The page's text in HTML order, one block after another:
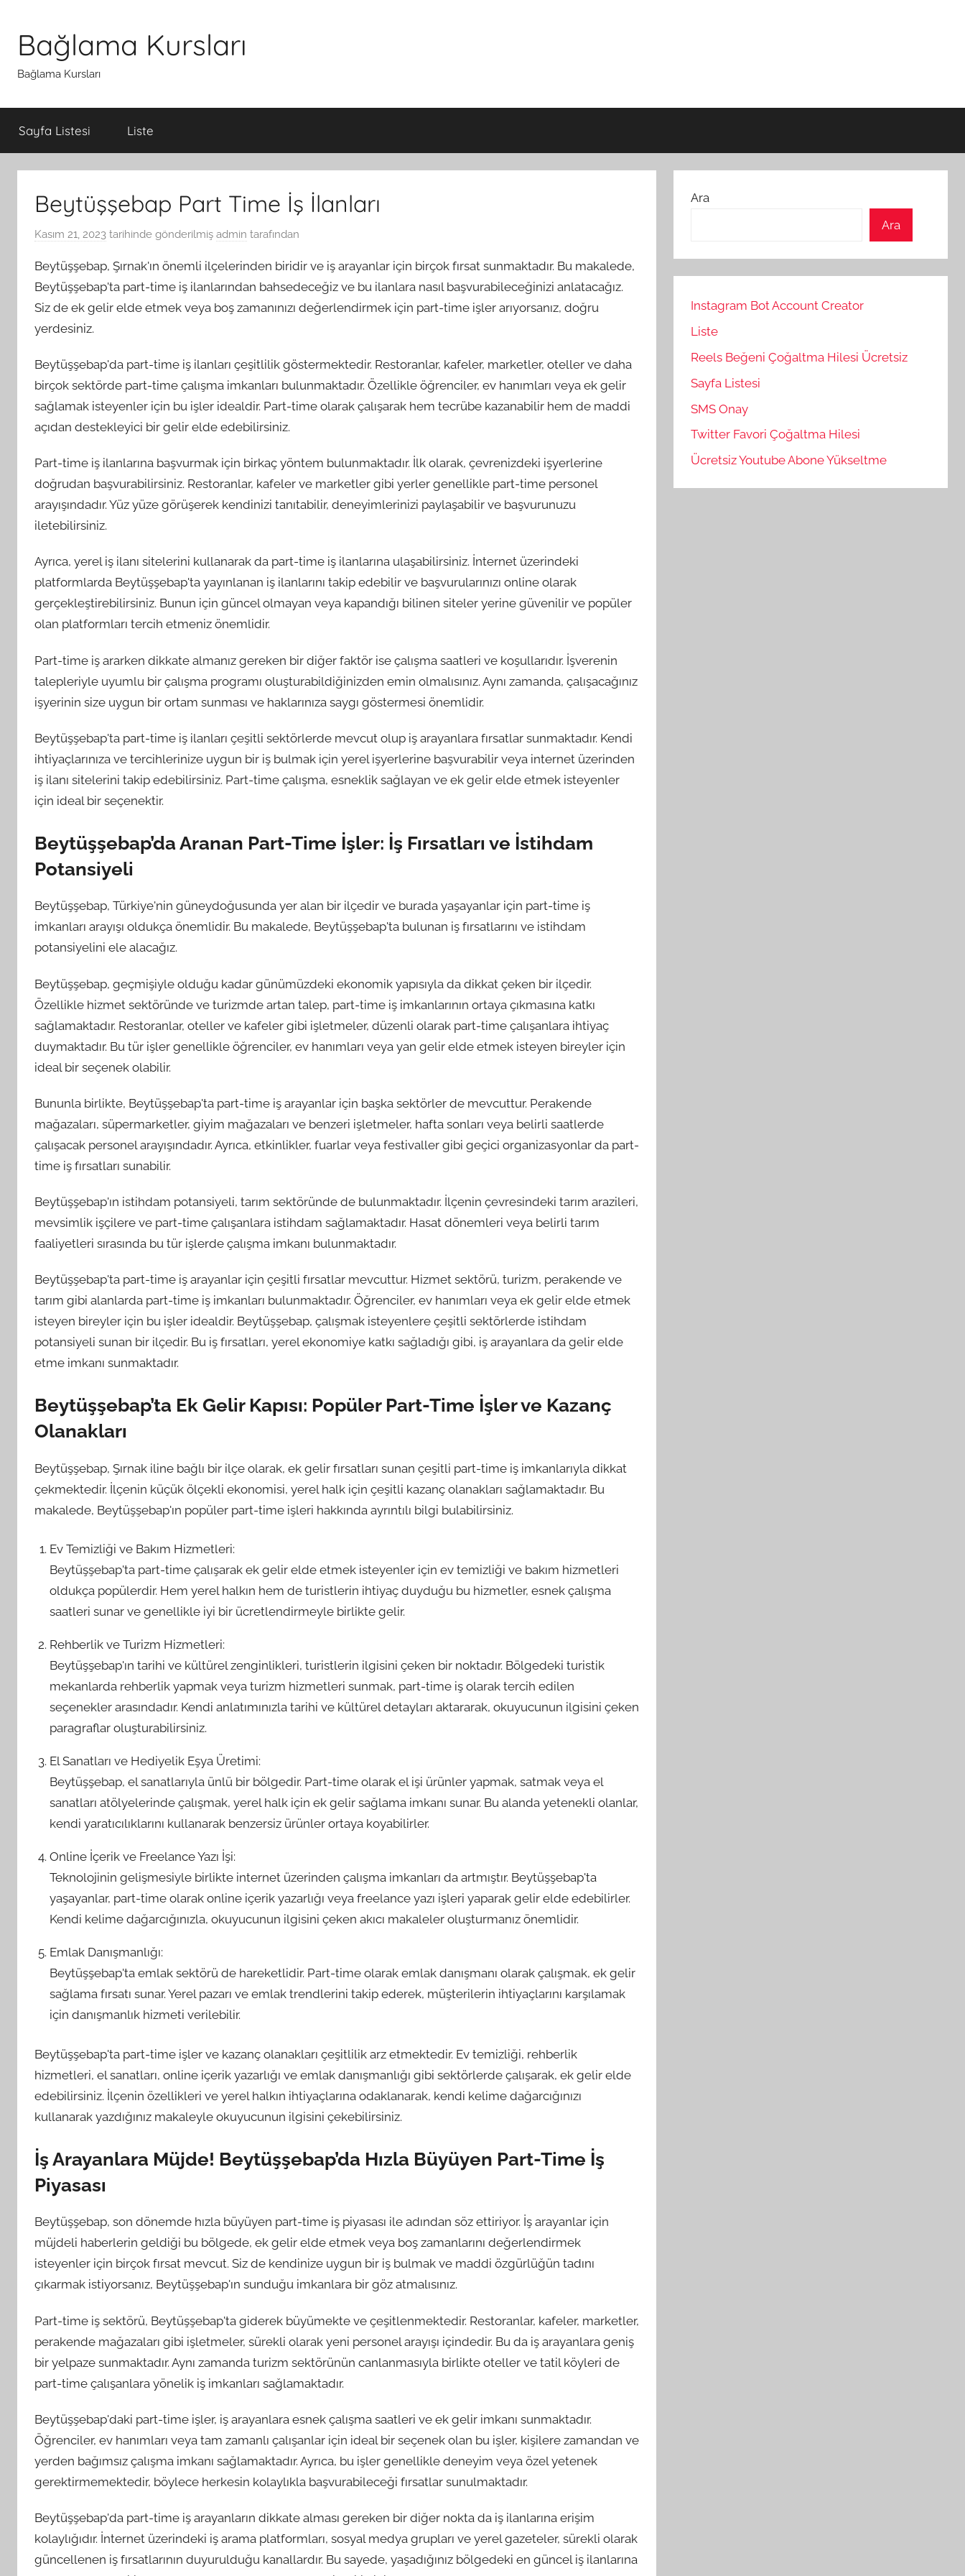
Bağlama Kursları
Bağlama Kursları
Sayfa Listesi Liste
Beytüşşebap Part Time İş İlanları
Kasım 21, 2023 tarihinde gönderilmiş admin tarafından
Beytüşşebap, Şırnak'ın önemli ilçelerinden biridir ve iş arayanlar için birçok fırsat sunmaktadır. Bu makalede,
Beytüşşebap'ta part-time iş ilanlarından bahsedeceğiz ve bu ilanlara nasıl başvurabileceğinizi anlatacağız.
Siz de ek gelir elde etmek veya boş zamanınızı değerlendirmek için part-time işler arıyorsanız, doğru
yerdesiniz.
Beytüşşebap'da part-time iş ilanları çeşitlilik göstermektedir. Restoranlar, kafeler, marketler, oteller ve daha
birçok sektörde part-time çalışma imkanları bulunmaktadır. Özellikle öğrenciler, ev hanımları veya ek gelir
sağlamak isteyenler için bu işler idealdir. Part-time olarak çalışarak hem tecrübe kazanabilir hem de maddi
açıdan destekleyici bir gelir elde edebilirsiniz.
Part-time iş ilanlarına başvurmak için birkaç yöntem bulunmaktadır. İlk olarak, çevrenizdeki işyerlerine
doğrudan başvurabilirsiniz. Restoranlar, kafeler ve marketler gibi yerler genellikle part-time personel
arayışındadır. Yüz yüze görüşerek kendinizi tanıtabilir, deneyimlerinizi paylaşabilir ve başvurunuzu
iletebilirsiniz.
Ayrıca, yerel iş ilanı sitelerini kullanarak da part-time iş ilanlarına ulaşabilirsiniz. İnternet üzerindeki
platformlarda Beytüşşebap'ta yayınlanan iş ilanlarını takip edebilir ve başvurularınızı online olarak
gerçekleştirebilirsiniz. Bunun için güncel olmayan veya kapandığı bilinen siteler yerine güvenilir ve popüler
olan platformları tercih etmeniz önemlidir.
Part-time iş ararken dikkate almanız gereken bir diğer faktör ise çalışma saatleri ve koşullarıdır. İşverenin
talepleriyle uyumlu bir çalışma programı oluşturabildiğinizden emin olmalısınız. Aynı zamanda, çalışacağınız
işyerinin size uygun bir ortam sunması ve haklarınıza saygı göstermesi önemlidir.
Beytüşşebap'ta part-time iş ilanları çeşitli sektörlerde mevcut olup iş arayanlara fırsatlar sunmaktadır. Kendi
ihtiyaçlarınıza ve tercihlerinize uygun bir iş bulmak için yerel işyerlerine başvurabilir veya internet üzerinden
iş ilanı sitelerini takip edebilirsiniz. Part-time çalışma, esneklik sağlayan ve ek gelir elde etmek isteyenler
için ideal bir seçenektir.
Beytüşşebap’da Aranan Part-Time İşler: İş Fırsatları ve İstihdam
Potansiyeli
Beytüşşebap, Türkiye'nin güneydoğusunda yer alan bir ilçedir ve burada yaşayanlar için part-time iş
imkanları arayışı oldukça önemlidir. Bu makalede, Beytüşşebap'ta bulunan iş fırsatlarını ve istihdam
potansiyelini ele alacağız.
Beytüşşebap, geçmişiyle olduğu kadar günümüzdeki ekonomik yapısıyla da dikkat çeken bir ilçedir.
Özellikle hizmet sektöründe ve turizmde artan talep, part-time iş imkanlarının ortaya çıkmasına katkı
sağlamaktadır. Restoranlar, oteller ve kafeler gibi işletmeler, düzenli olarak part-time çalışanlara ihtiyaç
duymaktadır. Bu tür işler genellikle öğrenciler, ev hanımları veya yan gelir elde etmek isteyen bireyler için
ideal bir seçenek olabilir.
Bununla birlikte, Beytüşşebap'ta part-time iş arayanlar için başka sektörler de mevcuttur. Perakende
mağazaları, süpermarketler, giyim mağazaları ve benzeri işletmeler, hafta sonları veya belirli saatlerde
çalışacak personel arayışındadır. Ayrıca, etkinlikler, fuarlar veya festivaller gibi geçici organizasyonlar da part-
time iş fırsatları sunabilir.
Beytüşşebap'ın istihdam potansiyeli, tarım sektöründe de bulunmaktadır. İlçenin çevresindeki tarım arazileri,
mevsimlik işçilere ve part-time çalışanlara istihdam sağlamaktadır. Hasat dönemleri veya belirli tarım
faaliyetleri sırasında bu tür işlerde çalışma imkanı bulunmaktadır.
Beytüşşebap'ta part-time iş arayanlar için çeşitli fırsatlar mevcuttur. Hizmet sektörü, turizm, perakende ve
tarım gibi alanlarda part-time iş imkanları bulunmaktadır. Öğrenciler, ev hanımları veya ek gelir elde etmek
isteyen bireyler için bu işler idealdir. Beytüşşebap, çalışmak isteyenlere çeşitli sektörlerde istihdam
potansiyeli sunan bir ilçedir. Bu iş fırsatları, yerel ekonomiye katkı sağladığı gibi, iş arayanlara da gelir elde
etme imkanı sunmaktadır.
Beytüşşebap’ta Ek Gelir Kapısı: Popüler Part-Time İşler ve Kazanç
Olanakları
Beytüşşebap, Şırnak iline bağlı bir ilçe olarak, ek gelir fırsatları sunan çeşitli part-time iş imkanlarıyla dikkat
çekmektedir. İlçenin küçük ölçekli ekonomisi, yerel halk için çeşitli kazanç olanakları sağlamaktadır. Bu
makalede, Beytüşşebap'ın popüler part-time işleri hakkında ayrıntılı bilgi bulabilirsiniz.
Ev Temizliği ve Bakım Hizmetleri:
Beytüşşebap'ta part-time çalışarak ek gelir elde etmek isteyenler için ev temizliği ve bakım hizmetleri
oldukça popülerdir. Hem yerel halkın hem de turistlerin ihtiyaç duyduğu bu hizmetler, esnek çalışma
saatleri sunar ve genellikle iyi bir ücretlendirmeyle birlikte gelir.
Rehberlik ve Turizm Hizmetleri:
Beytüşşebap'ın tarihi ve kültürel zenginlikleri, turistlerin ilgisini çeken bir noktadır. Bölgedeki turistik
mekanlarda rehberlik yapmak veya turizm hizmetleri sunmak, part-time iş olarak tercih edilen
seçenekler arasındadır. Kendi anlatımınızla tarihi ve kültürel detayları aktararak, okuyucunun ilgisini çeken
paragraflar oluşturabilirsiniz.
El Sanatları ve Hediyelik Eşya Üretimi:
Beytüşşebap, el sanatlarıyla ünlü bir bölgedir. Part-time olarak el işi ürünler yapmak, satmak veya el
sanatları atölyelerinde çalışmak, yerel halk için ek gelir sağlama imkanı sunar. Bu alanda yetenekli olanlar,
kendi yaratıcılıklarını kullanarak benzersiz ürünler ortaya koyabilirler.
Online İçerik ve Freelance Yazı İşi:
Teknolojinin gelişmesiyle birlikte internet üzerinden çalışma imkanları da artmıştır. Beytüşşebap'ta
yaşayanlar, part-time olarak online içerik yazarlığı veya freelance yazı işleri yaparak gelir elde edebilirler.
Kendi kelime dağarcığınızla, okuyucunun ilgisini çeken akıcı makaleler oluşturmanız önemlidir.
Emlak Danışmanlığı:
Beytüşşebap'ta emlak sektörü de hareketlidir. Part-time olarak emlak danışmanı olarak çalışmak, ek gelir
sağlama fırsatı sunar. Yerel pazarı ve emlak trendlerini takip ederek, müşterilerin ihtiyaçlarını karşılamak
için danışmanlık hizmeti verilebilir.
Beytüşşebap'ta part-time işler ve kazanç olanakları çeşitlilik arz etmektedir. Ev temizliği, rehberlik
hizmetleri, el sanatları, online içerik yazarlığı ve emlak danışmanlığı gibi sektörlerde çalışarak, ek gelir elde
edebilirsiniz. İlçenin özellikleri ve yerel halkın ihtiyaçlarına odaklanarak, kendi kelime dağarcığınızı
kullanarak yazdığınız makaleyle okuyucunun ilgisini çekebilirsiniz.
İş Arayanlara Müjde! Beytüşşebap’da Hızla Büyüyen Part-Time İş
Piyasası
Beytüşşebap, son dönemde hızla büyüyen part-time iş piyasası ile adından söz ettiriyor. İş arayanlar için
müjdeli haberlerin geldiği bu bölgede, ek gelir elde etmek veya boş zamanlarını değerlendirmek
isteyenler için birçok fırsat mevcut. Siz de kendinize uygun bir iş bulmak ve maddi özgürlüğün tadını
çıkarmak istiyorsanız, Beytüşşebap'ın sunduğu imkanlara bir göz atmalısınız.
Part-time iş sektörü, Beytüşşebap'ta giderek büyümekte ve çeşitlenmektedir. Restoranlar, kafeler, marketler,
perakende mağazaları gibi işletmeler, sürekli olarak yeni personel arayışı içindedir. Bu da iş arayanlara geniş
bir yelpaze sunmaktadır. Aynı zamanda turizm sektörünün canlanmasıyla birlikte oteller ve tatil köyleri de
part-time çalışanlara yönelik iş imkanları sağlamaktadır.
Beytüşşebap'daki part-time işler, iş arayanlara esnek çalışma saatleri ve ek gelir imkanı sunmaktadır.
Öğrenciler, ev hanımları veya tam zamanlı çalışanlar için ideal bir seçenek olan bu işler, kişilere zamandan ve
yerden bağımsız çalışma imkanı sağlamaktadır. Ayrıca, bu işler genellikle deneyim veya özel yetenek
gerektirmemektedir, böylece herkesin kolaylıkla başvurabileceği fırsatlar sunulmaktadır.
Beytüşşebap'da part-time iş arayanların dikkate alması gereken bir diğer nokta da iş ilanlarına erişim
kolaylığıdır. İnternet üzerindeki iş arama platformları, sosyal medya grupları ve yerel gazeteler, sürekli olarak
güncellenen iş fırsatlarının duyurulduğu kanallardır. Bu sayede, yaşadığınız bölgedeki en güncel iş ilanlarına
Ara
Ara
Instagram Bot Account Creator
Liste
Reels Beğeni Çoğaltma Hilesi Ücretsiz
Sayfa Listesi
SMS Onay
Twitter Favori Çoğaltma Hilesi
Ücretsiz Youtube Abone Yükseltme